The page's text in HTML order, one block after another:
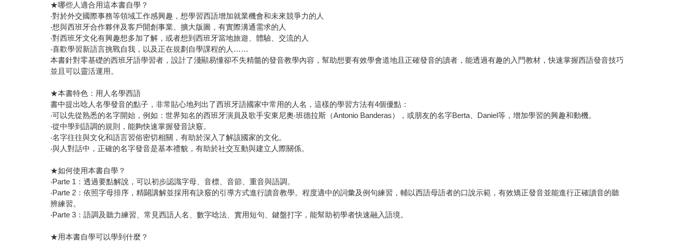
★哪些人適合用這本書自學？
‧對於外交國際事務等領域工作感興趣，想學習西語增加就業機會和未來競爭力的人
‧想與西班牙合作夥伴及客戶開創事業、擴大版圖，有實際溝通需求的人
‧對西班牙文化有興趣想多加了解，或者想到西班牙當地旅遊、體驗、交流的人
‧喜歡學習新語言挑戰自我，以及正在規劃自學課程的人……
本書針對零基礎的西班牙語學習者，設計了淺顯易懂卻不失精髓的發音教學內容，幫助想要有效學會道地且正確發音的讀者，能透過有趣的入門教材，快速掌握西語發音技巧
並且可以靈活運用。
★本書特色：用人名學西語
書中提出唸人名學發音的點子，非常貼心地列出了西班牙語國家中常用的人名，這樣的學習方法有4個優點：
‧可以先從熟悉的名字開始，例如：世界知名的西班牙演員及歌手安東尼奧‧班德拉斯（Antonio Banderas），或朋友的名字Berta、Daniel等，增加學習的興趣和動機。
‧從中學到語調的規則，能夠快速掌握發音訣竅。
‧名字往往與文化和語言習俗密切相關，有助於深入了解該國家的文化。
‧與人對話中，正確的名字發音是基本禮貌，有助於社交互動與建立人際關係。
★如何使用本書自學？
‧Parte 1：透過要點解說，可以初步認識字母、音標、音節、重音與語調。
‧Parte 2：依照字母排序，精闢講解並採用有訣竅的引導方式進行讀音教學。程度適中的詞彙及例句練習，輔以西語母語者的口說示範，有效矯正發音並能進行正確讀音的聽
辨練習。
‧Parte 3：語調及聽力練習、常見西語人名、數字唸法、實用短句、鍵盤打字，能幫助初學者快速融入語境。
★用本書自學可以學到什麼？